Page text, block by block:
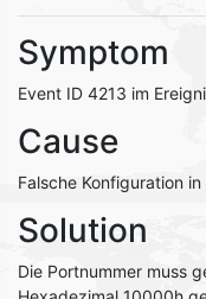
Symptom
Event ID 4213 im
Cause
Falsche Konfiguration
Solution
Die Portnummer muss